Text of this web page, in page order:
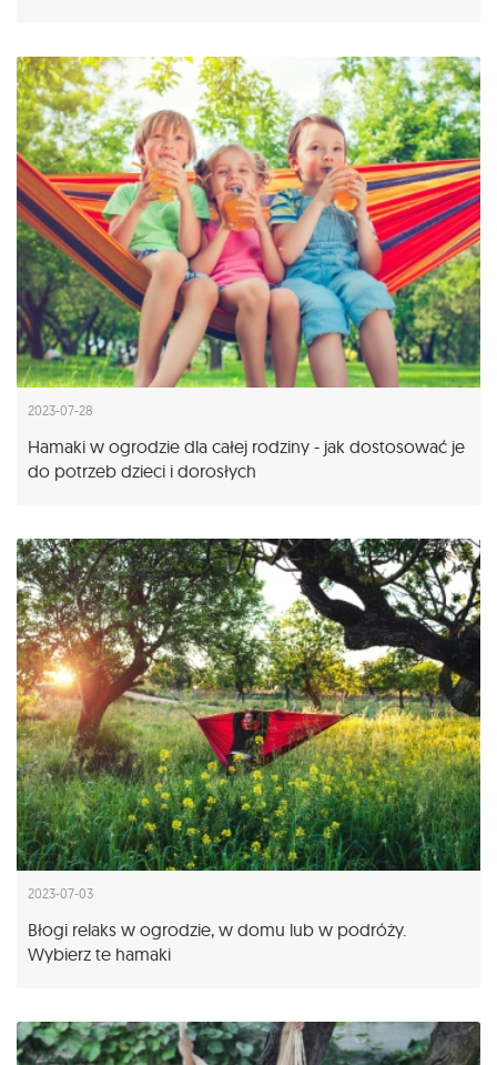
2023-07-28
Hamaki w ogrodzie dla całej rodziny - jak dostosować je
do potrzeb dzieci i dorosłych
2023-07-03
Błogi relaks w ogrodzie, w domu lub w podróży.
Wybierz te hamaki